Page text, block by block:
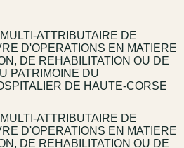
ATTRIBUTAIRE DE
D'OPERATIONS EN MATIERE
DE REHABILITATION OU DE
PATRIMOINE DU
DE HAUTE-CORSE
ATTRIBUTAIRE DE
D'OPERATIONS EN MATIERE
DE REHABILITATION OU DE